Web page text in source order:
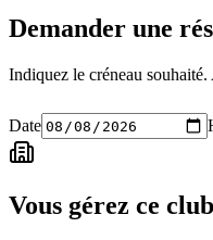
Demander une
Indiquez le créneau
Date
Vous gérez ce